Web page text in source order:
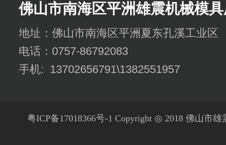
粤ICP备17018366号-1 Copyright ◎ 2018 佛山市
佛山市南海区平洲雄震机械模
地址：佛山市南海区平洲夏东孔溪工业区
电话：0757-86792083
手机: 13702656791\1382551957